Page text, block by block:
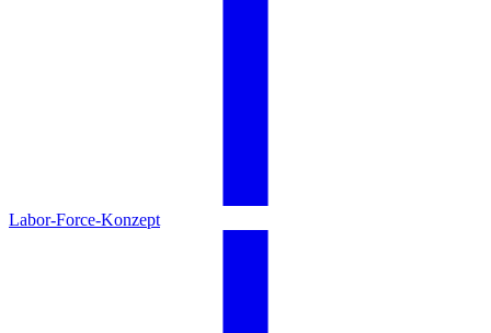
Labor-Force-Konzept